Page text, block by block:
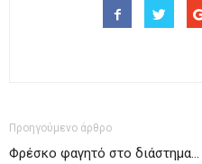
Προηγούμενο άρθρο
Φρέσκο φαγητό στο διάστημα…